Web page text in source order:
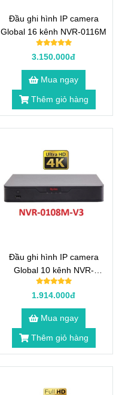
Đầu ghi hình IP camera
Global 16 kênh NVR-0116M
3.150.000đ
Mua ngay
Thêm giỏ hàng
Đầu ghi hình IP camera
Global 10 kênh NVR-
0108M-V3
1.914.000đ
Mua ngay
Thêm giỏ hàng